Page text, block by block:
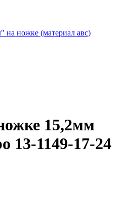
на ножке (материал авс)
15,2мм
13-1149-17-24